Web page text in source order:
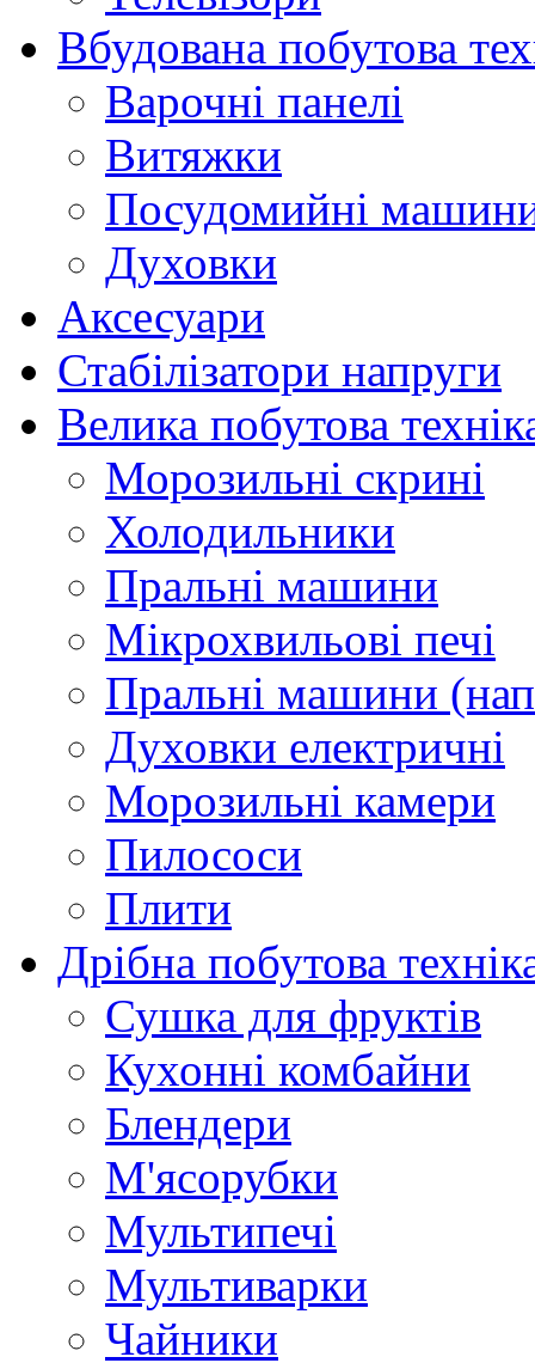
Вбудована побутова
Варочні панелі
Витяжки
Посудомийні
Духовки
Аксесуари
Стабілізатори напруги
Велика побутова
Морозильні скрині
Холодильники
Пральні машини
Мікрохвильові печі
Пральні машини
Духовки електричні
Морозильні камери
Пилососи
Плити
Дрібна побутова
Сушка для фруктів
Кухонні комбайни
Блендери
М'ясорубки
Мультипечі
Мультиварки
Чайники